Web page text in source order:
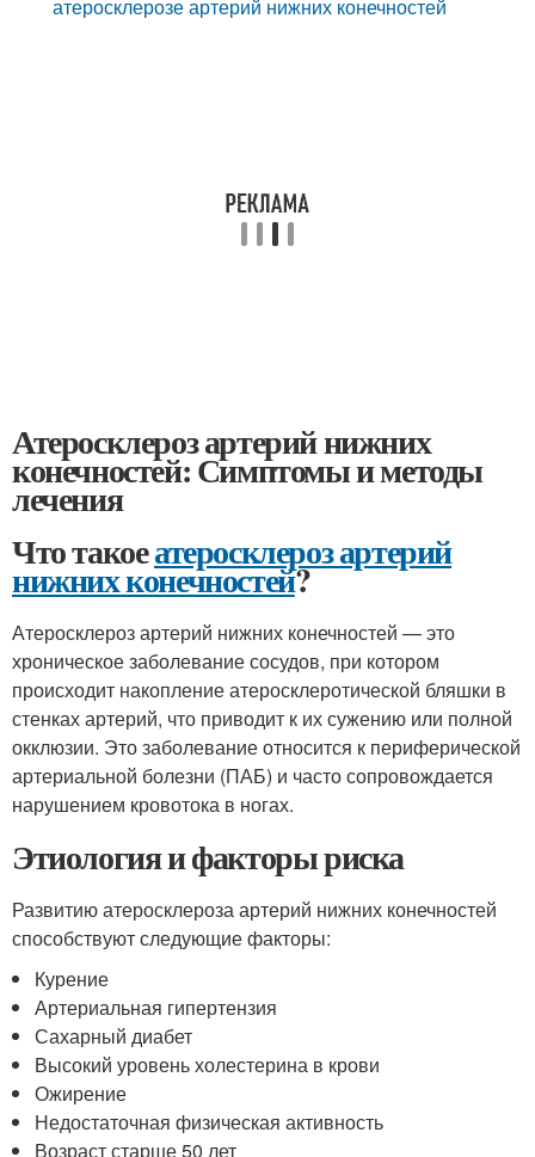
атеросклерозе артерий нижних конечностей
Атеросклероз артерий нижних
конечностей: Симптомы и методы
лечения
Что такоеатеросклероз артерий
нижних конечностей?
Атеросклероз артерий нижних конечностей — это
хроническое заболевание сосудов, при котором
происходит накопление атеросклеротической бляшки в
стенках артерий, что приводит к их сужению или полной
окклюзии. Это заболевание относится к периферической
артериальной болезни (ПАБ) и часто сопровождается
нарушением кровотока в ногах.
Этиология и факторы риска
Развитию атеросклероза артерий нижних конечностей
способствуют следующие факторы:
Курение
Артериальная гипертензия
Сахарный диабет
Высокий уровень холестерина в крови
Ожирение
Недостаточная физическая активность
Возраст старше 50 лет